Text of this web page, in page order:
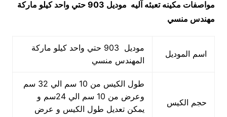
مواصفات مكينه تعبئه آليه
موديل 903 حتي واحد كيلو ماركة
مهندس منسي
اسم الموديل
موديل 903 حتي واحد كيلو ماركة
المهندس منسي
حجم الكيس
طول الكيس من 10 سم الي 32 سم
وعرض من 10 سم الي 24سم و
يمكن تعديل طول الكيس و عرض